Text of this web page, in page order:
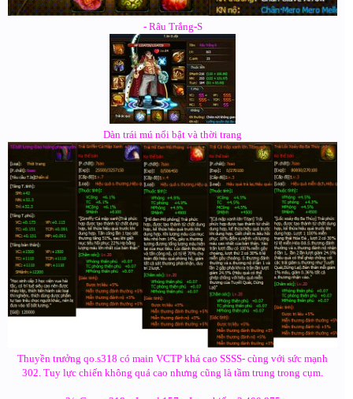
- Râu Trắng-S
Dàn trái mú nổi bật và thời trang
Thuyền trưởng qo.s318 có main VCTP khá cao SSSS- cùng với sức mạnh
302. Tuy lực chiến không quá cao nhưng cũng là tầm trung trong cụm.